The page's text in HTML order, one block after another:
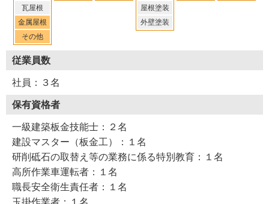
瓦屋根
金属屋根
その他
屋根塗装
外壁塗装
従業員数
社員：３名
保有資格者
一級建築板金技能士：２名
建設マスター（板金工）：１名
研削砥石の取替え等の業務に係る特別教育：１名
高所作業車運転者：１名
職長安全衛生責任者：１名
玉掛作業者：１名